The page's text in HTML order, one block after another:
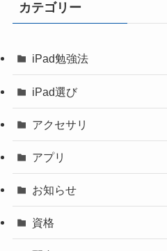
カテゴリー
iPad勉強法
iPad選び
アクセサリ
アプリ
お知らせ
資格